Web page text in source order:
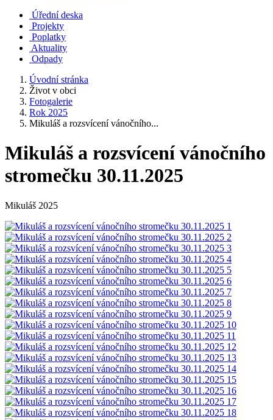
Úřední deska
Projekty
Poplatky
Aktuality
Odpady
Úvodní stránka
Život v obci
Fotogalerie
Rok 2025
Mikuláš a rozsvícení vánočního...
Mikuláš a rozsvícení vánočního
stromečku 30.11.2025
Mikuláš 2025